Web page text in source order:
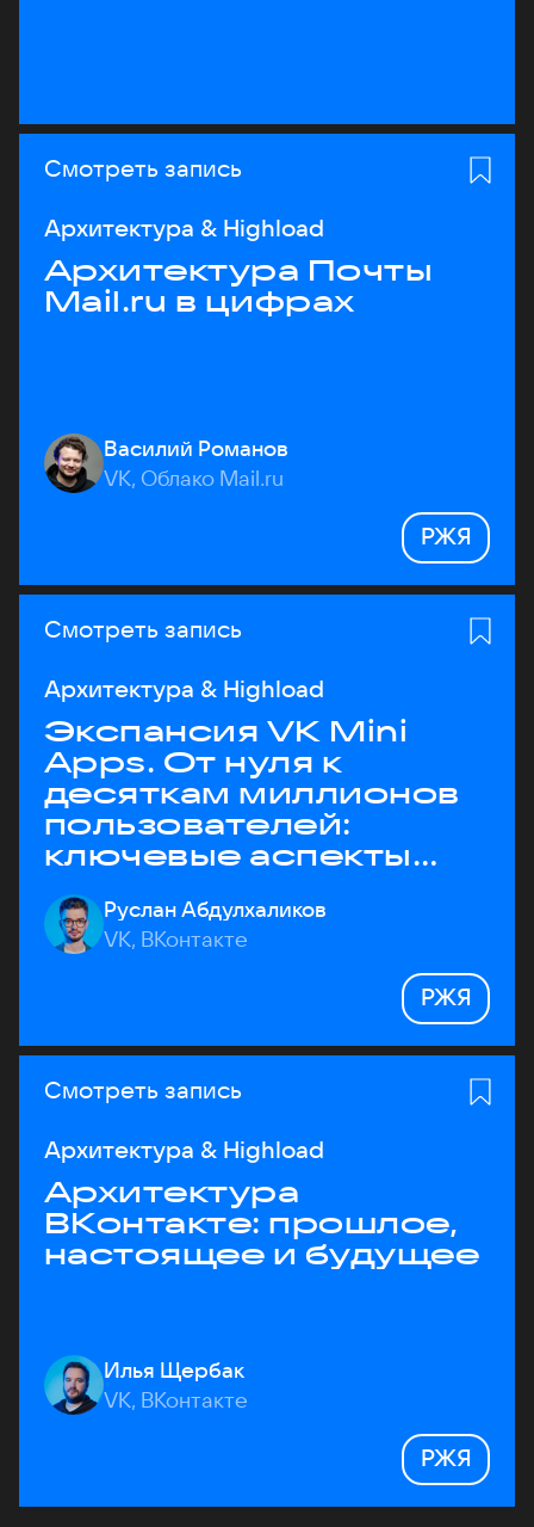
Смотреть запись
Архитектура & Highload
Архитектура Почты
Mail.ru в цифрах
Василий Романов
VK, Облако Mail.ru
РЖЯ
Смотреть запись
Архитектура & Highload
Экспансия VK Mini
Apps. От нуля к
десяткам миллионов
пользователей:
ключевые аспекты
архитектуры
Руслан Абдулхаликов
VK, ВКонтакте
РЖЯ
Смотреть запись
Архитектура & Highload
Архитектура
ВКонтакте: прошлое,
настоящее и будущее
Илья Щербак
VK, ВКонтакте
РЖЯ